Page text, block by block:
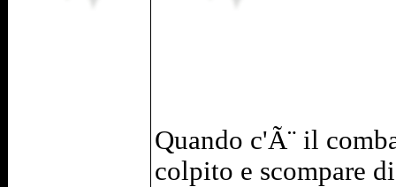
Quando c'Ã¨ il
colpito e scompare